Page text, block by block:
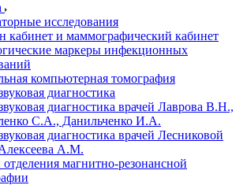
исследования
кабинет и маммографический кабинет
маркеры инфекционных
компьютерная томография
диагностика
диагностика врачей Лаврова В.Н.,
С.А., Данильченко И.А.
диагностика врачей Лесниковой
А.М.
отделения магнитно-резонансной